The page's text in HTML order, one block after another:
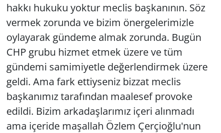
hakkı hukuku yoktur meclis başkanının. Söz
vermek zorunda ve bizim önergelerimizle
oylayarak gündeme almak zorunda. Bugün
CHP grubu hizmet etmek üzere ve tüm
gündemi samimiyetle değerlendirmek üzere
geldi. Ama fark ettiyseniz bizzat meclis
başkanımız tarafından maalesef provoke
edildi. Bizim arkadaşlarımız içeri alınmadı
ama içeride maşallah Özlem Çerçioğlu'nun